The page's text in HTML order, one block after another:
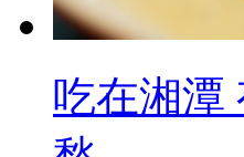
吃在湘潭